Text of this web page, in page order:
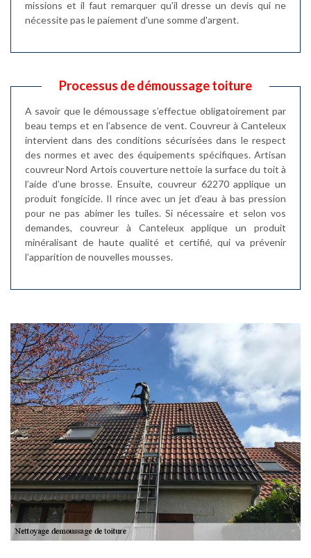
missions et il faut remarquer qu'il dresse un devis qui ne
nécessite pas le paiement d'une somme d'argent.
Processus de démoussage toiture
A savoir que le démoussage s’effectue obligatoirement par
beau temps et en l’absence de vent. Couvreur à Canteleux
intervient dans des conditions sécurisées dans le respect
des normes et avec des équipements spécifiques. Artisan
couvreur Nord Artois couverture nettoie la surface du toit à
l’aide d’une brosse. Ensuite, couvreur 62270 applique un
produit fongicide. Il rince avec un jet d’eau à bas pression
pour ne pas abimer les tuiles. Si nécessaire et selon vos
demandes, couvreur à Canteleux applique un produit
minéralisant de haute qualité et certifié, qui va prévenir
l’apparition de nouvelles mousses.